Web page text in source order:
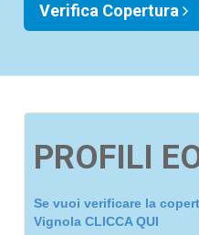
Verifica Copertura
PROFILI
Se vuoi verificare la
Vignola CLICCA QUI